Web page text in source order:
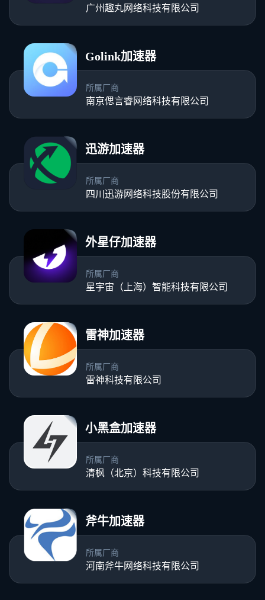
广州趣丸网络科技有限公司
Golink加速器
所属厂商
南京偲言睿网络科技有限公司
迅游加速器
所属厂商
四川迅游网络科技股份有限公司
外星仔加速器
所属厂商
星宇宙（上海）智能科技有限公司
雷神加速器
所属厂商
雷神科技有限公司
小黑盒加速器
所属厂商
清枫（北京）科技有限公司
斧牛加速器
所属厂商
河南斧牛网络科技有限公司